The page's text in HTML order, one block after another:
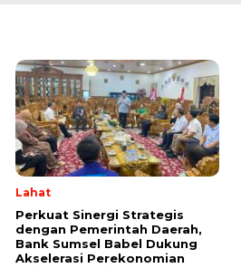
Lahat
Perkuat Sinergi Strategis
dengan Pemerintah Daerah,
Bank Sumsel Babel Dukung
Akselerasi Perekonomian